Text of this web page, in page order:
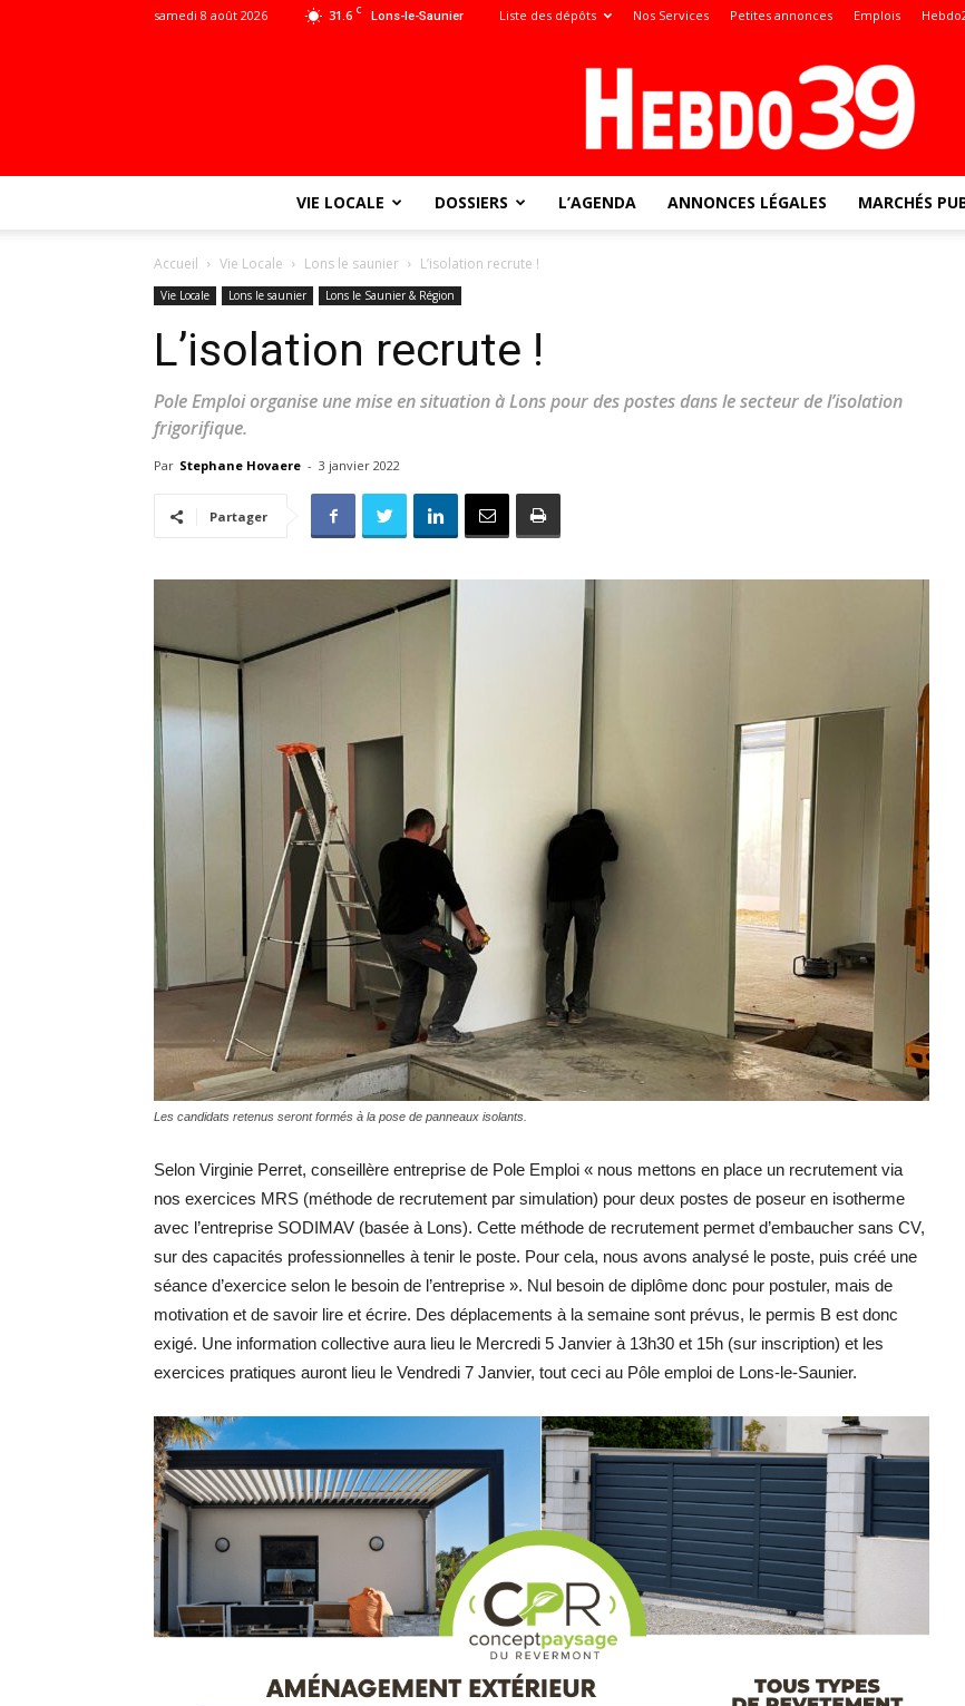
31.6 C Lons-le-Saunier
samedi 8 août 2026 Liste des dépôts Nos Services Petites annonces Emplois
locale
Hebdo39
VIE LOCALE DOSSIERS L’AGENDA ANNONCES LÉGALES MARCHÉS
Accueil Vie Locale Lons le saunier L’isolation recrute !
Vie Locale Lons le saunier Lons le Saunier & Région
L’isolation recrute !
Pole Emploi organise une mise en situation à Lons pour des postes dans le secteur de l’isolation
frigorifique.
Par Stephane Hovaere - 3 janvier 2022
Partager
Les candidats retenus seront formés à la pose de panneaux isolants.
Selon Virginie Perret, conseillère entreprise de Pole Emploi « nous mettons en place un recrutement via
nos exercices MRS (méthode de recrutement par simulation) pour deux postes de poseur en isotherme
avec l’entreprise SODIMAV (basée à Lons). Cette méthode de recrutement permet d’embaucher sans CV,
sur des capacités professionnelles à tenir le poste. Pour cela, nous avons analysé le poste, puis créé une
séance d’exercice selon le besoin de l’entreprise ». Nul besoin de diplôme donc pour postuler, mais de
motivation et de savoir lire et écrire. Des déplacements à la semaine sont prévus, le permis B est donc
exigé. Une information collective aura lieu le Mercredi 5 Janvier à 13h30 et 15h (sur inscription) et les
exercices pratiques auront lieu le Vendredi 7 Janvier, tout ceci au Pôle emploi de Lons-le-Saunier.